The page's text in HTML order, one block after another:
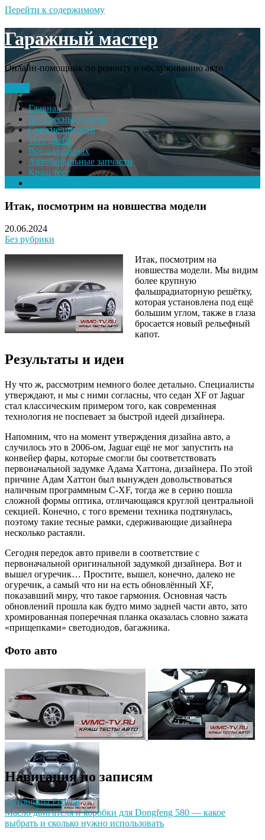
Перейти к содержимому
Гаражный мастер
Онлайн-помощник по ремонту и обслуживанию авто
Главная
Интересные статьи
Свежие новости
Тест драйв
Все о машинах
Автомобильные запчасти
Краш тест
Итак, посмотрим на новшества модели
20.06.2024
Без рубрики
Итак, посмотрим на
новшества модели. Мы видим
более крупную
фальшрадиаторную решётку,
которая установлена под ещё
большим углом, также в глаза
бросается новый рельефный
капот.
Результаты и идеи
Ну что ж, рассмотрим немного более детально. Специалисты
утверждают, и мы с ними согласны, что седан XF от Jaguar
стал классическим примером того, как современная
технология не поспевает за быстрой идеей дизайнера.
Напомним, что на момент утверждения дизайна авто, а
случилось это в 2006-ом, Jaguar ещё не мог запустить на
конвейер фары, которые смогли бы соответствовать
первоначальной задумке Адама Хаттона, дизайнера. По этой
причине Адам Хаттон был вынужден довольствоваться
наличным программным C-XF, тогда же в серию пошла
сложной формы оптика, отличающаяся круглой центральной
секцией. Конечно, с того времени техника подтянулась,
поэтому такие тесные рамки, сдерживающие дизайнера
несколько растаяли.
Сегодня передок авто привели в соответствие с
первоначальной оригинальной задумкой дизайнера. Вот и
вышел огуречик… Простите, вышел, конечно, далеко не
огуречик, а самый что ни на есть обновлённый XF,
показавший миру, что такое гармония. Основная часть
обновлений прошла как будто мимо задней части авто, зато
хромированная поперечная планка оказалась словно зажата
«прищепками» светодиодов, багажника.
Фото авто
Навигация по записям
Автошины Federal
Масло двигателя и коробки для Dongfeng 580 — какое
выбрать и сколько нужно использовать